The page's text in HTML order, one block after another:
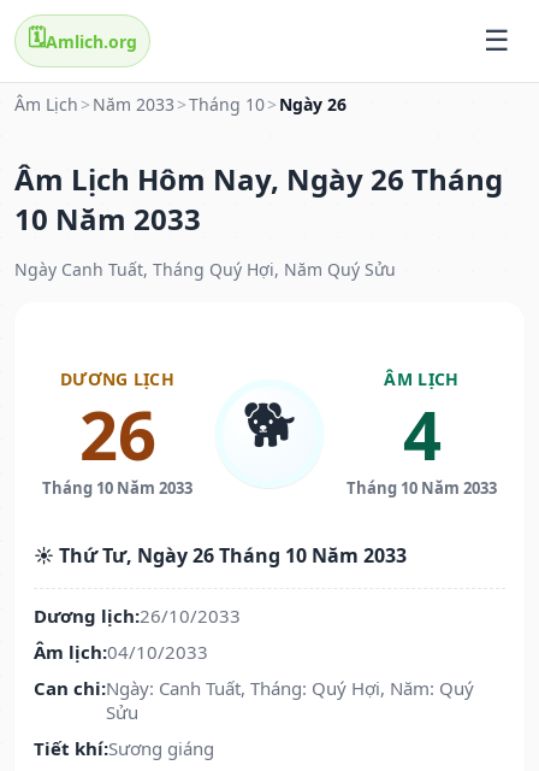
🗓️Amlich.org
Âm Lịch > Năm 2033 >Tháng 10> Ngày 26
Âm Lịch Hôm Nay, Ngày 26 Tháng
10 Năm 2033
Ngày Canh Tuất, Tháng Quý Hợi, Năm Quý Sửu
DƯƠNG LỊCH
26
Tháng 10 Năm 2033
🐕
ÂM LỊCH
4
Tháng 10 Năm 2033
☀️ Thứ Tư, Ngày 26 Tháng 10 Năm 2033
Dương lịch:26/10/2033
Âm lịch:04/10/2033
Can chi:Ngày: Canh Tuất, Tháng: Quý Hợi, Năm: Quý
Sửu
Tiết khí:Sương giáng